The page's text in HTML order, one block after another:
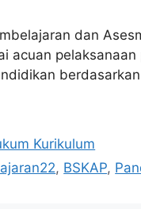
dan
acuan pelaksanaan
Kurikulum
, BSKAP,